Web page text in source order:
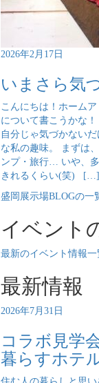
2026年2月17日
いまさら気
こんにちは！ホーム
について書こうかな
自分じゃ気づかない
な私の趣味。 まずは
ンプ・旅行… いや、
きれるくらい(笑) […]
盛岡展示場BLOGの一
イベント
最新のイベント情報一
最新情報
2026年7月31日
コラボ見学
暮らすホテ